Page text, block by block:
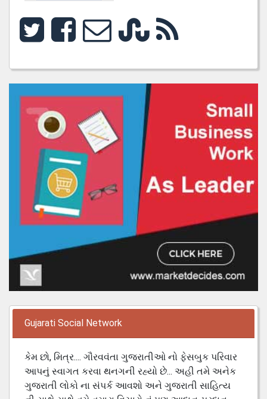
Gujarati Social Network
કેમ છો, મિત્ર.... ગૌરવવંતા ગુજરાતીઓ નો ફેસબુક પરિવાર
આપનું સ્વાગત કરવા થનગની રહ્યો છે... અહી તમે અનેક
ગુજરાતી લોકો ના સંપર્ક આવશો અને ગુજરાતી સાહિત્ય